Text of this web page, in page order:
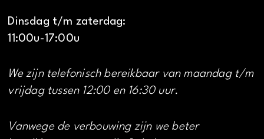
Dinsdag t/m zaterdag:
11:00u-17:00u
We zijn telefonisch bereikbaar van maandag t/m
vrijdag tussen 12:00 en 16:30 uur.
Vanwege de verbouwing zijn we beter